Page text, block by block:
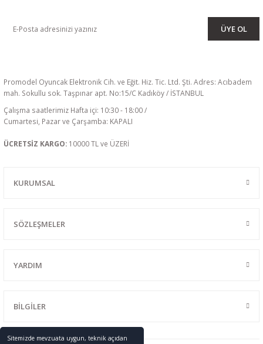
Sitemizde mevzuata uygun, teknik açıdan
ÜYE OL
Promodel Oyuncak Elektronik Cih. ve Eğit. Hiz. Tic. Ltd. Şti. Adres: Acıbadem
mah. Sokullu sok. Taşpınar apt. No:15/C Kadıköy / İSTANBUL
Çalışma saatlerimiz Hafta içi: 10:30 - 18:00 /
Cumartesi, Pazar ve Çarşamba: KAPALI
ÜCRETSİZ KARGO: 10000 TL ve ÜZERİ
KURUMSAL
SÖZLEŞMELER
YARDIM
BİLGİLER